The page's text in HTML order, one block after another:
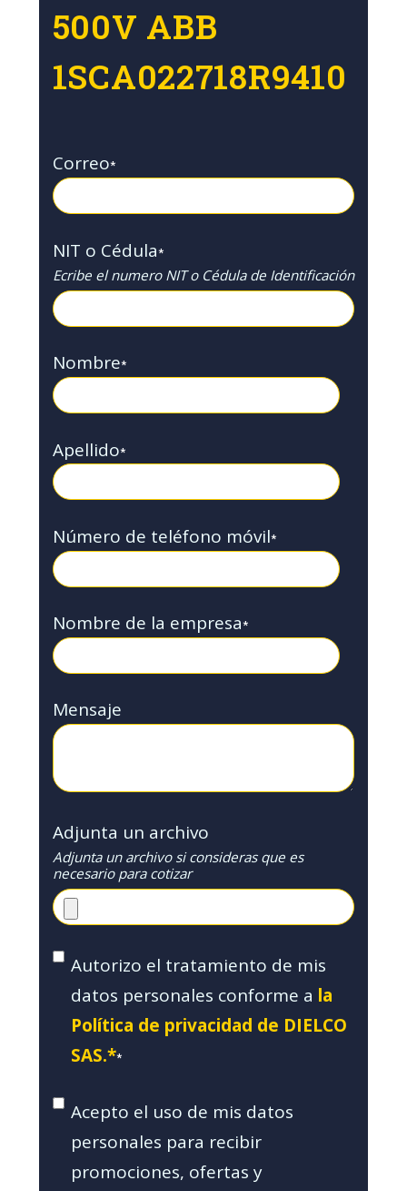
500V ABB
1SCA022718R9410
Correo*
NIT o Cédula*
Ecribe el numero NIT o Cédula de Identificación
Nombre*
Apellido*
Número de teléfono móvil*
Nombre de la empresa*
Mensaje
Adjunta un archivo
Adjunta un archivo si consideras que es
necesario para cotizar
Autorizo el tratamiento de mis
datos personales conforme a la
Política de privacidad de DIELCO
SAS.**
Acepto el uso de mis datos
personales para recibir
promociones, ofertas y